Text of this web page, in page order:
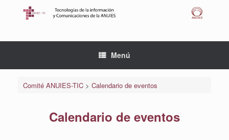
Menú
Comité ANUIES-TIC> Calendario de eventos
Calendario de eventos